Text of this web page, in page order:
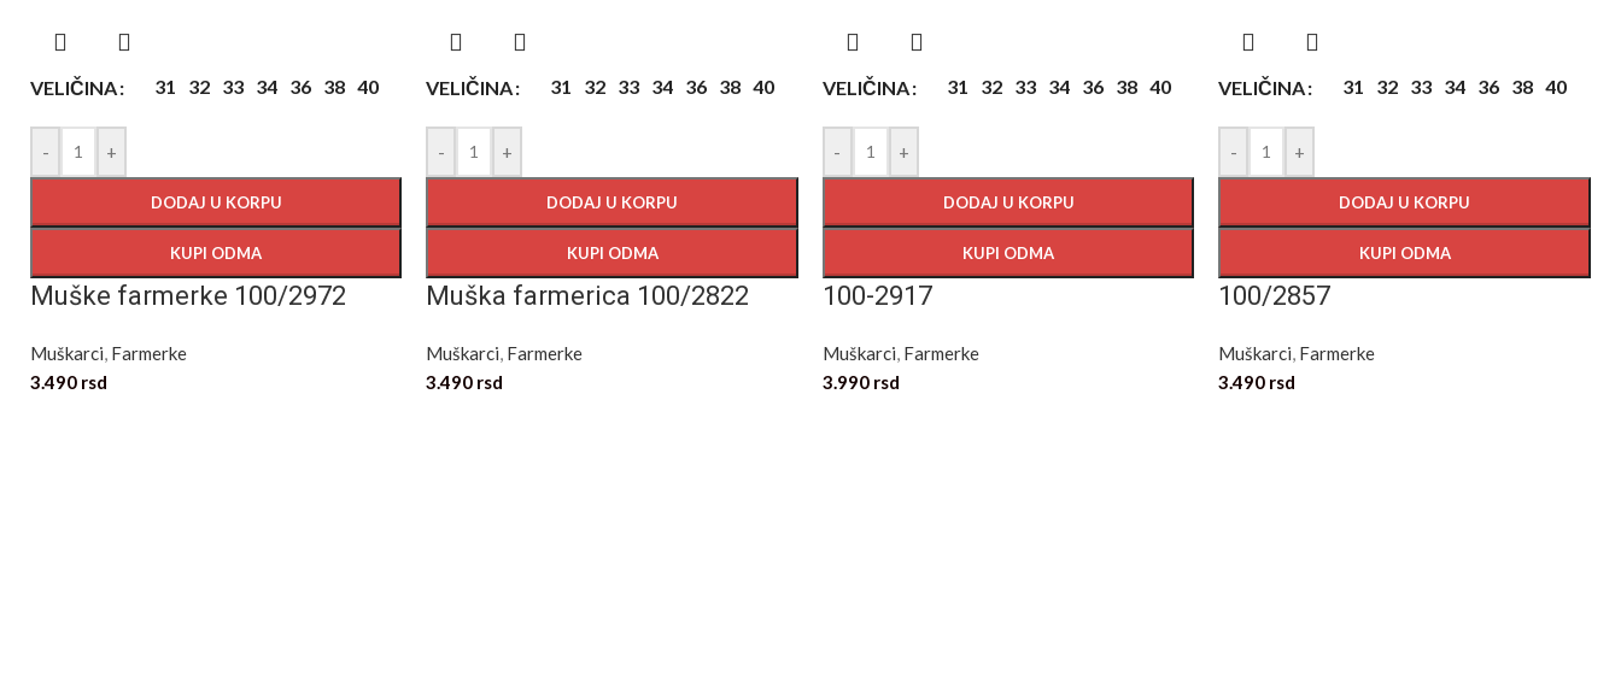
VELIČINA 31 32 33 34 36 38 40
- +
DODAJ U KORPU
KUPI ODMA
Muške farmerke 100/2972
Muškarci Farmerke
3.490 rsd
VELIČINA 31 32 33 34 36 38 40
- +
DODAJ U KORPU
KUPI ODMA
Muška farmerica 100/2822
Muškarci Farmerke
3.490 rsd
VELIČINA 31 32 33 34 36 38 40
- +
DODAJ U KORPU
KUPI ODMA
100-2917
Muškarci Farmerke
3.990 rsd
VELIČINA 31 32 33 34 36 38 40
- +
DODAJ U KORPU
KUPI ODMA
100/2857
Muškarci Farmerke
3.490 rsd